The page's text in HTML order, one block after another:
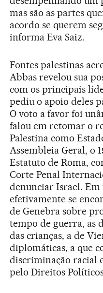
mas são as partes
acordo se querem
informa Eva Saiz.
Fontes palestinas
Abbas revelou sua
com os principais
pediu o apoio deles
O voto a favor foi
falou em retomar o
Palestina como
Assembleia Geral, o
Estatuto de Roma,
Corte Penal
denunciar Israel. Em
efetivamente se
de Genebra sobre
tempo de guerra, as
das crianças, a de
diplomáticas, a que
discriminação racial
pelo Direitos